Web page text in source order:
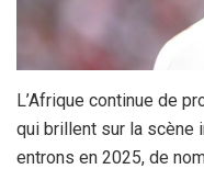
L’Afrique continue de
qui brillent sur la scène
entrons en 2025, de